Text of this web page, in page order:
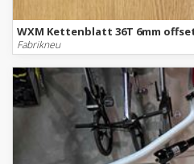
WXM Kettenblatt 36T 6mm
Fabrikneu